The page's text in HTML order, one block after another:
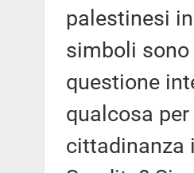
palestinesi
simboli
questione
qualcosa
cittadinanza